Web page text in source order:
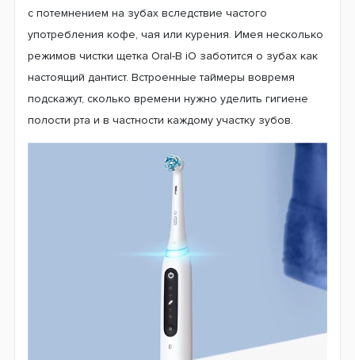
с потемнением на зубах вследствие частого
употребления кофе, чая или курения. Имея несколько
режимов чистки щетка Oral-B iO заботится о зубах как
настоящий дантист. Встроенные таймеры вовремя
подскажут, сколько времени нужно уделить гигиене
полости рта и в частности каждому участку зубов.